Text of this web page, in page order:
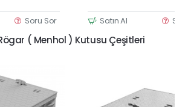
Soru Sor Satın Al
( Menhol ) Kutusu Çeşitleri